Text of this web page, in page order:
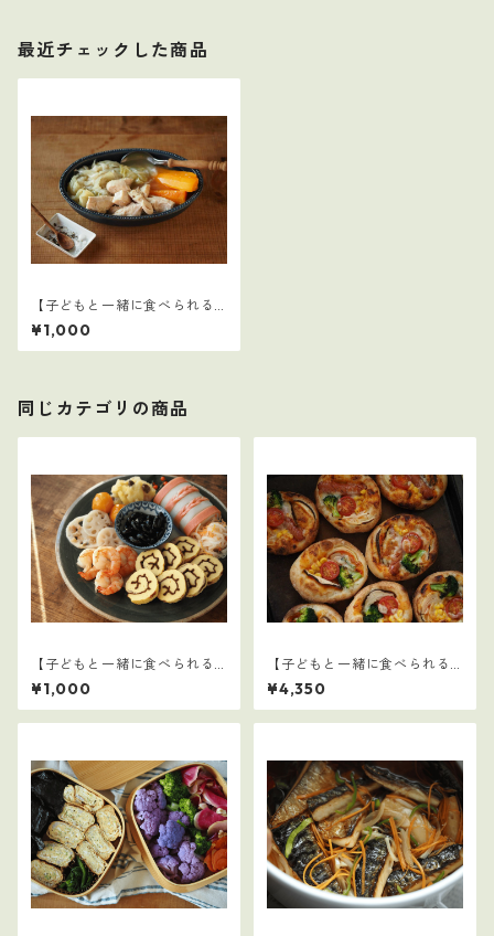
最近チェックした商品
【子どもと一緒に食べられる
ごはん】4
¥1,000
同じカテゴリの商品
【子どもと一緒に食べられる
ごはん】14
¥1,000
【子どもと一緒に食べられる
ごはん】クリスマスセット
¥4,350